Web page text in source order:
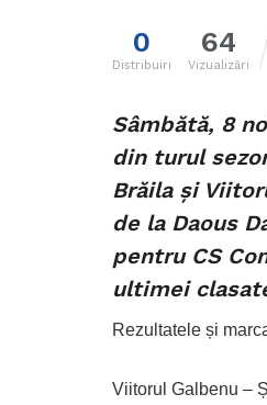
0
Distribuiri
64
Vizualizări
Sâmbătă, 8
din turul
Brăila și
de la Daous
pentru CS
ultimei
Rezultatele și
Viitorul Galbenu –